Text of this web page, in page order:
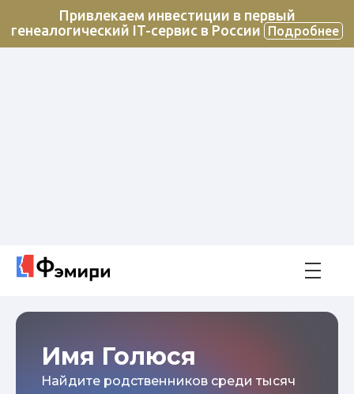
Привлекаем инвестиции в первый
генеалогический IT-сервис в России
Подробнее
Имя Голюся
Найдите родственников среди тысяч